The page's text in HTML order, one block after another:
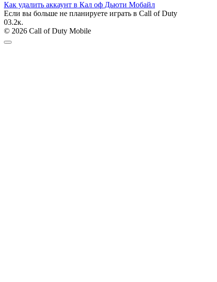
Как удалить аккаунт в Кал оф Дьюти Мобайл
Если вы больше не планируете играть в Call of Duty
03.2к.
© 2026 Call of Duty Mobile